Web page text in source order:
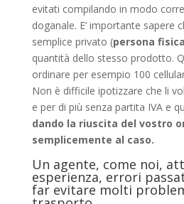
evitati compilando in modo
doganale. E’ importante sapere
semplice privato (persona fisica
quantità dello stesso prodotto.
ordinare per esempio 100
Non è difficile ipotizzare che li
e per di più senza partita IVA e
dando la riuscita del vostro
semplicemente al caso.
Un agente, come noi,
esperienza, errori
far evitare molti